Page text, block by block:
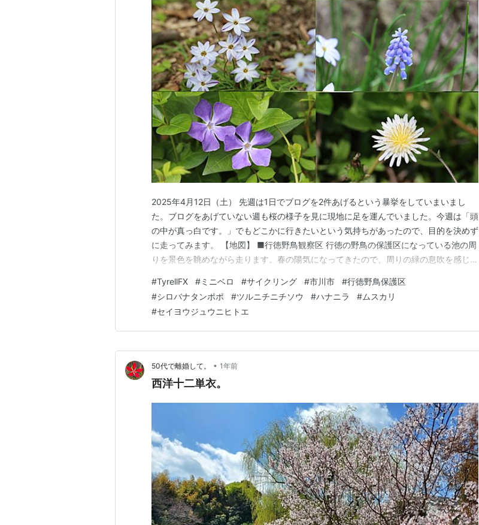
2025年4月12日（土） 先週は1日でブログを2件あげるという暴挙をしていまいまし
た。ブログをあげていない週も桜の様子を見に現地に足を運んでいました。今週は「頭
の中が真っ白です。」でもどこかに行きたいという気持ちがあったので、目的を決めず
に走ってみます。 【地図】 ■行徳野鳥観察区 行徳の野鳥の保護区になっている池の周
りを景色を眺めながら走ります。春の陽気になってきたので、周りの緑の息吹を感じよ
喫茶もあるので、散歩の休憩所にも最適です。今時、ワンコインで飲み物と焼き菓子が
いただけます。 ■野鳥病院 怪我をした野鳥…
#TyrellFX #ミニベロ #サイクリング #市川市 #行徳野鳥保護区
#シロバナタンポポ #ツルニチニチソウ #ハナニラ #ムスカリ
#セイヨウジュウニヒトエ
50代で離婚して。 • 1年前
西洋十二単衣。